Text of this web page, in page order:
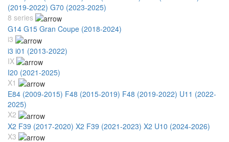
(2019-2022) G70 (2023-2025)
8 series
G14 G15 Gran Coupe (2018-2024)
i3
i3 i01 (2013-2022)
IX
I20 (2021-2025)
X1
E84 (2009-2015) F48 (2015-2019) F48 (2019-2022) U11 (2022-
2025)
X2
X2 F39 (2017-2020) X2 F39 (2021-2023) X2 U10 (2024-2026)
X3